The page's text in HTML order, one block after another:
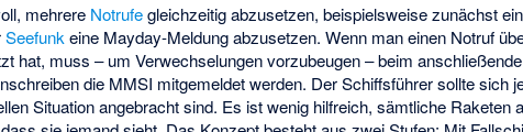
mehrere Notrufegleichzeitig abzusetzen, beispielsweise zunächst
Seefunk eine Mayday-Meldung abzusetzen. Wenn man einen Notruf
hat, muss – um Verwechselungen vorzubeugen – beim
die MMSI mitgemeldet werden. Der Schiffsführer sollte sich
Situation angebracht sind. Es ist wenig hilfreich, sämtliche Raketen